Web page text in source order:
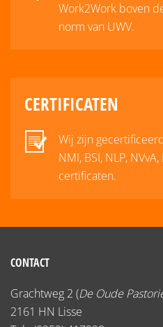
Work2Work boven
norm van UWV.
CERTIFICATEN
Wij zijn
NMI, BSI, NLP,
certificaten.
CONTACT
Grachtweg 2 (De Oude
2161 HN Lisse